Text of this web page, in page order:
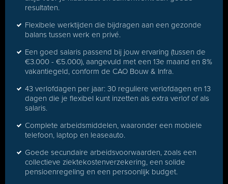
resultaten.
Flexibele werktijden die bijdragen aan een gezonde
balans tussen werk en privé.
Een goed salaris passend bij jouw ervaring (tussen de
€3.000 - €5.000), aangevuld met een 13e maand en 8%
vakantiegeld, conform de CAO Bouw & Infra.
43 verlofdagen per jaar: 30 reguliere verlofdagen en 13
dagen die je flexibel kunt inzetten als extra verlof of als
salaris.
Complete arbeidsmiddelen, waaronder een mobiele
telefoon, laptop en leaseauto.
Goede secundaire arbeidsvoorwaarden, zoals een
collectieve ziektekostenverzekering, een solide
pensioenregeling en een persoonlijk budget.